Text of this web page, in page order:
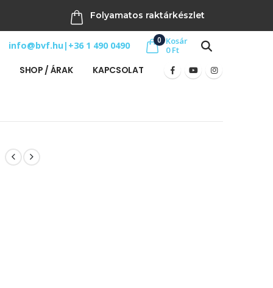
Folyamatos raktárkészlet
info@bvf.hu| +36 1 490 0490 0 Kosár
0Ft
SHOP / ÁRAK KAPCSOLAT